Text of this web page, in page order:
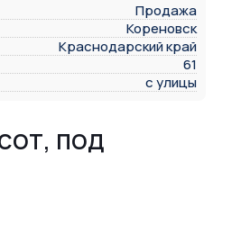
Продажа
Кореновск
Краснодарский край
61
с улицы
под